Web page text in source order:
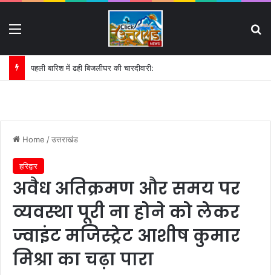
पहली बारिश में ढही बिजलीघर की चारदीवारी:
Home /उत्तराखंड
हरिद्वार
अवैध अतिक्रमण और समय पर
व्यवस्था पूरी ना होने को लेकर
ज्वाइंट मजिस्ट्रेट आशीष कुमार
मिश्रा का चढ़ा पारा